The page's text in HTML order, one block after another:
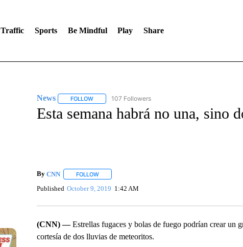
Traffic Sports Be Mindful Play Share
News FOLLOWFOLLOW "NEWS" TO RECEIVE NOTIFICATIONS ABOUT
107 Followers
Esta semana habrá no una, sino
By CNN FOLLOWFOLLOW "" TO RECEIVE NOTIFICATIONS ABOUT NEW
Published October 9, 2019 1:42 AM
(CNN) —Estrellas fugaces y bolas de fuego podrían crear un
cortesía de dos lluvias de meteoritos.